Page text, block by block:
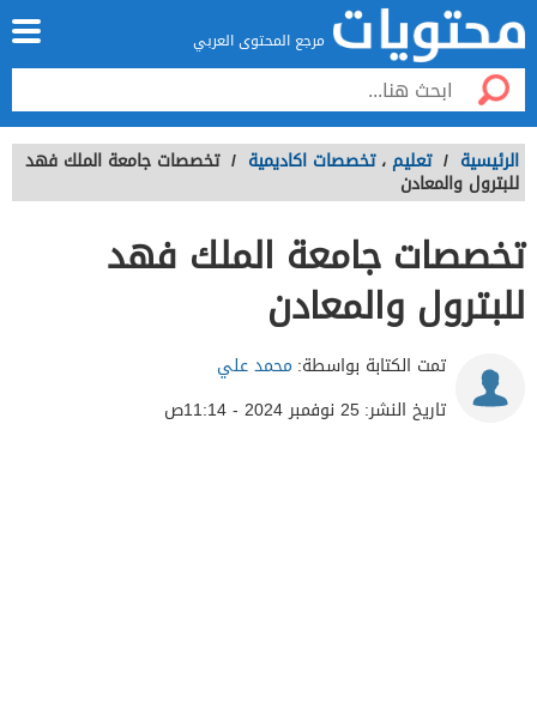
مرجع المحتوى العربي
الرئيسية / تعليم ، تخصصات اكاديمية / تخصصات جامعة الملك فهد
للبترول والمعادن
تخصصات جامعة الملك فهد
للبترول والمعادن
تمت الكتابة بواسطة: محمد علي
تاريخ النشر:25 نوفمبر 2024 - 11:14ص